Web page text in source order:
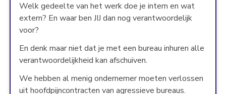
Welk gedeelte van het werk doe je intern en wat
extern? En waar ben JIJ dan nog verantwoordelijk
voor?
En denk maar niet dat je met een bureau inhuren alle
verantwoordelijkheid kan afschuiven.
We hebben al menig ondernemer moeten verlossen
uit hoofdpijncontracten van agressieve bureaus.